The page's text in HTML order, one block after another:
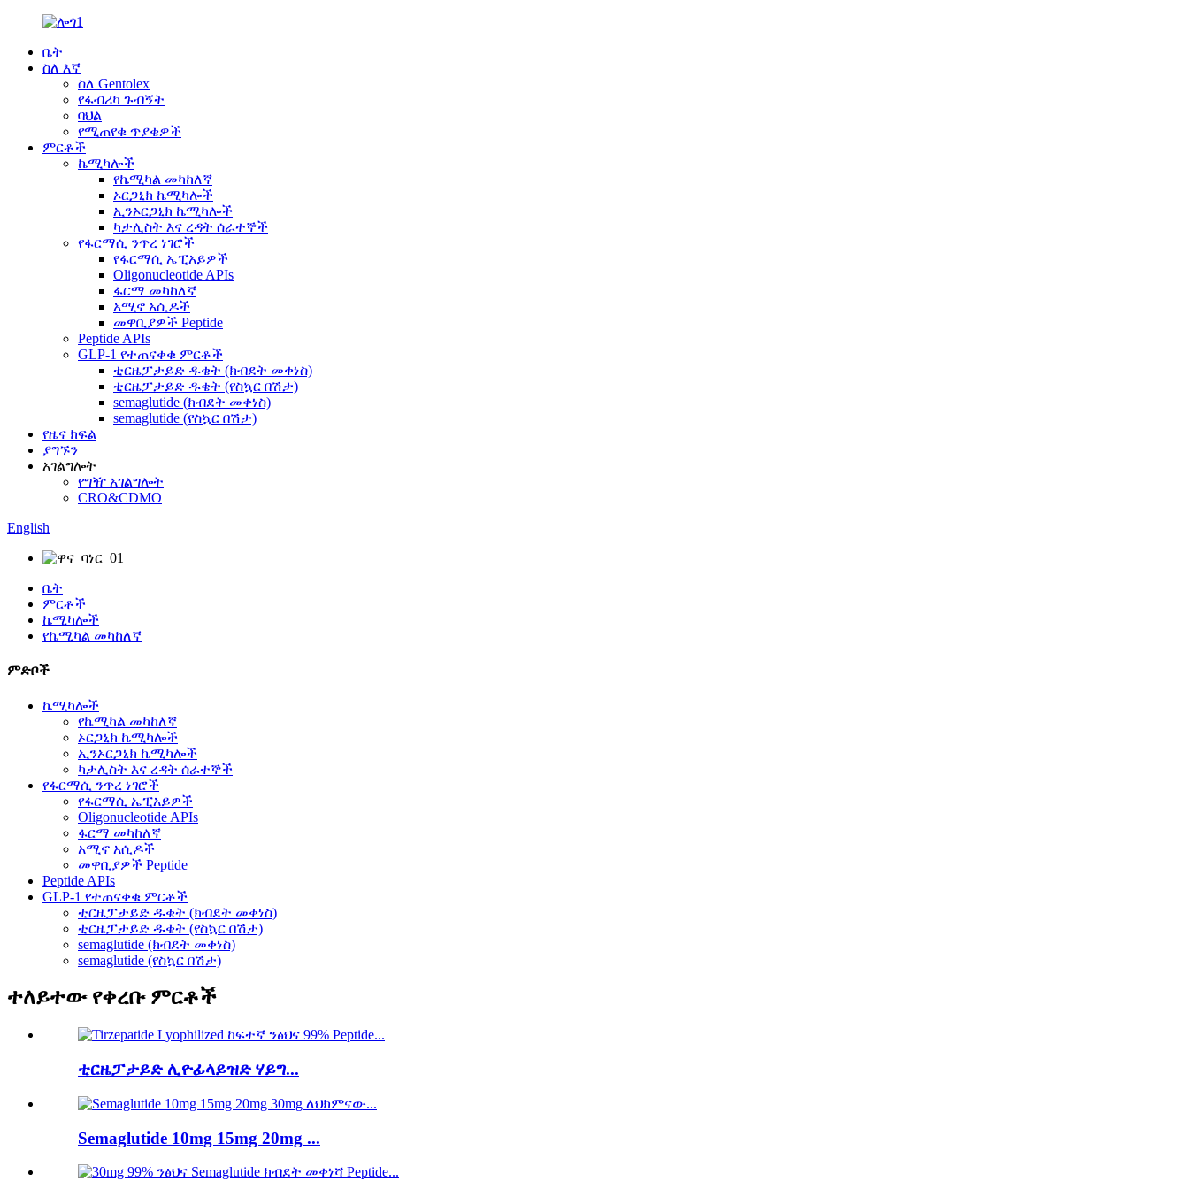
ቤት
ስለ እኛ
ስለ Gentolex
የፋብሪካ ጉብኝት
ባህል
የሚጠየቁ ጥያቄዎች
ምርቶች
ኬሚካሎች
የኬሚካል መካከለኛ
ኦርጋኒክ ኬሚካሎች
ኢንኦርጋኒክ ኬሚካሎች
ካታሊስት እና ረዳት ሰራተኞች
የፋርማሲ ንጥረ ነገሮች
የፋርማሲ ኤፒአይዎች
Oligonucleotide APIs
ፋርማ መካከለኛ
አሚኖ አሲዶች
መዋቢያዎች Peptide
Peptide APIs
GLP-1 የተጠናቀቁ ምርቶች
ቲርዜፓታይድ ዱቄት (ክብደት መቀነስ)
ቲርዜፓታይድ ዱቄት (የስኳር በሽታ)
semaglutide (ክብደት መቀነስ)
semaglutide (የስኳር በሽታ)
የዜና ክፍል
ያግኙን
አገልግሎት
የግዥ አገልግሎት
CRO&CDMO
English
ቤት
ምርቶች
ኬሚካሎች
የኬሚካል መካከለኛ
ምድቦች
ኬሚካሎች
የኬሚካል መካከለኛ
ኦርጋኒክ ኬሚካሎች
ኢንኦርጋኒክ ኬሚካሎች
ካታሊስት እና ረዳት ሰራተኞች
የፋርማሲ ንጥረ ነገሮች
የፋርማሲ ኤፒአይዎች
Oligonucleotide APIs
ፋርማ መካከለኛ
አሚኖ አሲዶች
መዋቢያዎች Peptide
Peptide APIs
GLP-1 የተጠናቀቁ ምርቶች
ቲርዜፓታይድ ዱቄት (ክብደት መቀነስ)
ቲርዜፓታይድ ዱቄት (የስኳር በሽታ)
semaglutide (ክብደት መቀነስ)
semaglutide (የስኳር በሽታ)
ተለይተው የቀረቡ ምርቶች
ቲርዜፓታይድ ሊዮፊላይዝድ ሃይግ...
Semaglutide 10mg 15mg 20mg ...